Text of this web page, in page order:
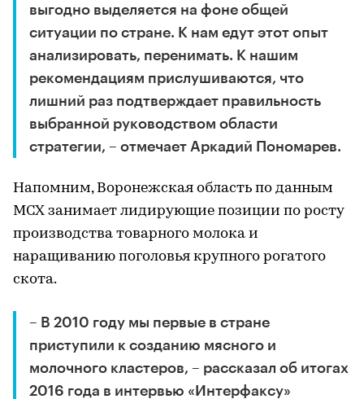
выгодно выделяется на фоне общей
ситуации по стране. К нам едут этот опыт
анализировать, перенимать. К нашим
рекомендациям прислушиваются, что
лишний раз подтверждает правильность
выбранной руководством области
стратегии, – отмечает Аркадий Пономарев.
Напомним, Воронежская область по данным
МСХ занимает лидирующие позиции по росту
производства товарного молока и
наращиванию поголовья крупного рогатого
скота.
– В 2010 году мы первые в стране
приступили к созданию мясного и
молочного кластеров, – рассказал об итогах
2016 года в интервью «Интерфаксу»